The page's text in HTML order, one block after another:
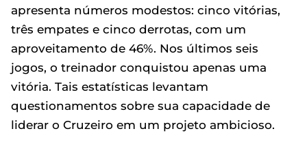
apresenta números modestos: cinco vitórias,
três empates e cinco derrotas, com um
aproveitamento de 46%. Nos últimos seis
jogos, o treinador conquistou apenas uma
vitória. Tais estatísticas levantam
questionamentos sobre sua capacidade de
liderar o Cruzeiro em um projeto ambicioso.